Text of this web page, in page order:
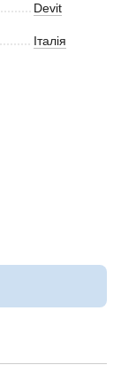
Devit
Італія